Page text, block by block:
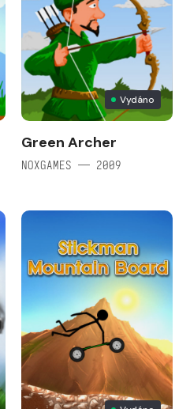
Vydáno
Green Archer
NOXGAMES — 2009